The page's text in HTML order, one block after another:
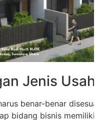
Jenis Usaha
benar-benar
bidang bisnis memiliki